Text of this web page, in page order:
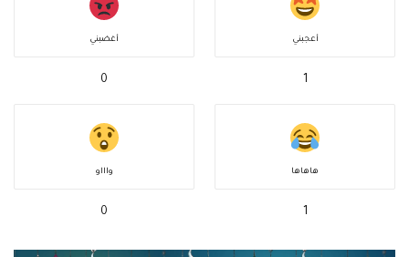
أعجبني
1
أغضبني
0
هاهاها
1
واااو
0